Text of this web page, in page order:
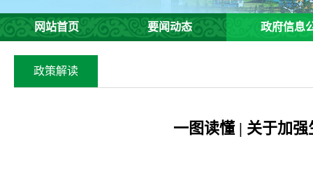
网站首页 要闻动态 政府信息
政策解读
一图读懂 | 关于加